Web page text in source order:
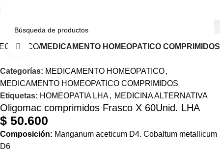
MEDICAMENTO HOMEOPATICO COMPRIMIDOS
Haga Click para agrandar
Categorías: MEDICAMENTO HOMEOPATICO,
MEDICAMENTO HOMEOPATICO COMPRIMIDOS
Etiquetas: HOMEOPATIA LHA, MEDICINA ALTERNATIVA
Oligomac comprimidos Frasco X 60Unid. LHA
$ 50.600
Composición: Manganum aceticum D4. Cobaltum metallicum
D6